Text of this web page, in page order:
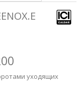
уходящих